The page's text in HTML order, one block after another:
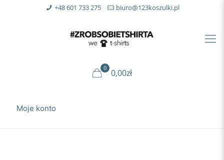
+48 601 733 275 biuro@123koszulki.pl
0 0,00zł
Moje konto